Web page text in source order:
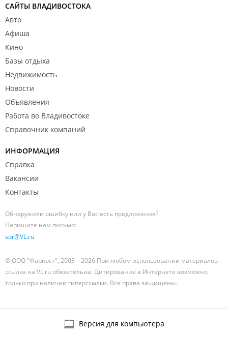
САЙТЫ ВЛАДИВОСТОКА
Авто
Афиша
Кино
Базы отдыха
Недвижимость
Новости
Объявления
Работа во Владивостоке
Справочник компаний
ИНФОРМАЦИЯ
Справка
Вакансии
Контакты
Обнаружили ошибку или у Вас есть предложения?
Напишите нам письмо:
spr@VL.ru
© ООО "Фарпост", 2003—2026 При любом использовании материалов
ссылка на VL.ru обязательна. Цитирование в Интернете возможно
только при наличии гиперссылки. Все права защищены.
Версия для компьютера